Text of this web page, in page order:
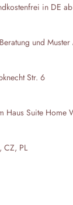
in DE
und
Str. 6
Haus Suite Home
CZ, PL